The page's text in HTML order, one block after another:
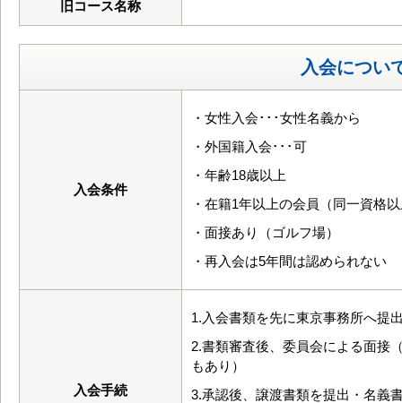
旧コース名称
入会につい
入会条件
・女性入会･･･女性名義から
・外国籍入会･･･可
・年齢18歳以上
・在籍1年以上の会員（同一資格
・面接あり（ゴルフ場）
・再入会は5年間は認められない
入会手続
1.入会書類を先に東京事務所へ提
2.書類審査後、委員会による面接
もあり）
3.承認後、譲渡書類を提出・名義